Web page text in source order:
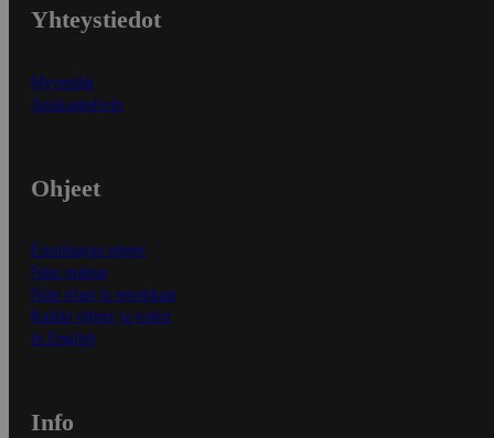
Yhteystiedot
Myymälät
Asiakaspalvelu
Ohjeet
Ensitilaajan ohjeet
Näin maksat
Näin tilaat ja muokkaat
Kaikki ohjeet ja vinkit
In English
Info